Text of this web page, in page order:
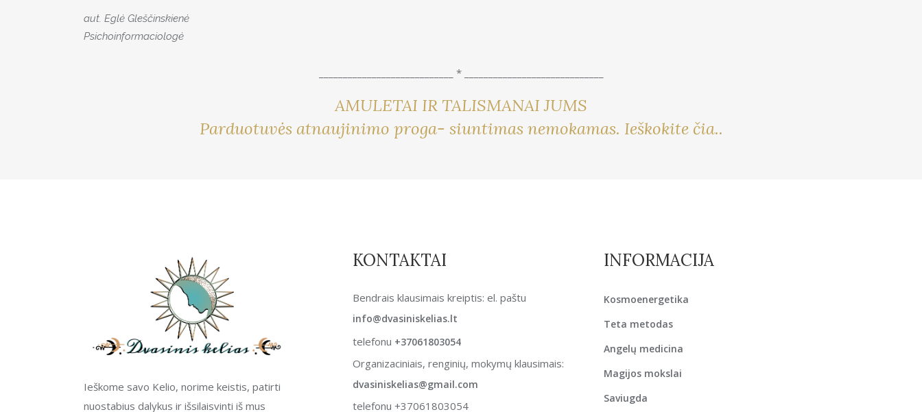
aut. Eglė Gleščinskienė
Psichoinformaciologė
____________________________ * _____________________________
AMULETAI IR TALISMANAI JUMS
Parduotuvės atnaujinimo proga- siuntimas nemokamas. Ieškokite čia..
Ieškome savo Kelio, norime keistis, patirti
nuostabius dalykus ir išsilaisvinti iš mus
KONTAKTAI
Bendrais klausimais kreiptis: el. paštu
info@dvasiniskelias.lt
telefonu +37061803054
Organizaciniais, renginių, mokymų klausimais:
dvasiniskelias@gmail.com
telefonu +37061803054
INFORMACIJA
Kosmoenergetika
Teta metodas
Angelų medicina
Magijos mokslai
Saviugda